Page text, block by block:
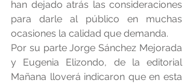
han dejado atrás las consideraciones
para darle al público en muchas
ocasiones la calidad que demanda.
Por su parte Jorge Sánchez Mejorada
y Eugenia Elizondo, de la editorial
Mañana lloverá indicaron que en esta